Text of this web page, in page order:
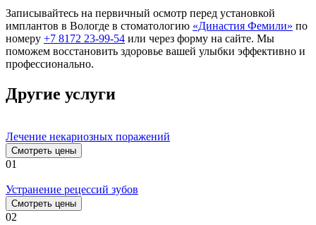
Записывайтесь на первичный осмотр перед установкой
имплантов в Вологде в стоматологию «Династия Фемили» по
номеру +7 8172 23-99-54 или через форму на сайте. Мы
поможем восстановить здоровье вашей улыбки эффективно и
профессионально.
Другие услуги
Лечение некариозных поражений
Смотреть цены
01
Устранение рецессий зубов
Смотреть цены
02